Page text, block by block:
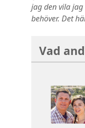
jag den vila
behöver. Det
Vad